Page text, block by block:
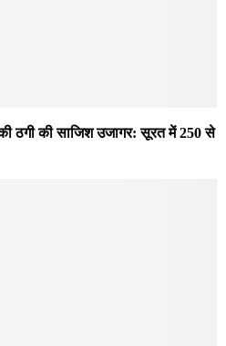
ठगी की साजिश उजागर: सूरत में 250 से